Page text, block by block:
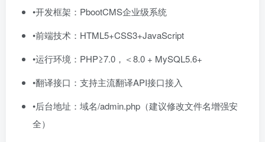
•开发框架：PbootCMS企业级系统
•前端技术：HTML5+CSS3+JavaScript
•运行环境：PHP≥7.0，＜8.0 + MySQL5.6+
•翻译接口：支持主流翻译API接口接入
•后台地址：域名/admin.php（建议修改文件名增强安
全）